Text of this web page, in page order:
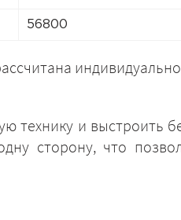
56800
технику и выстроить
сторону, что